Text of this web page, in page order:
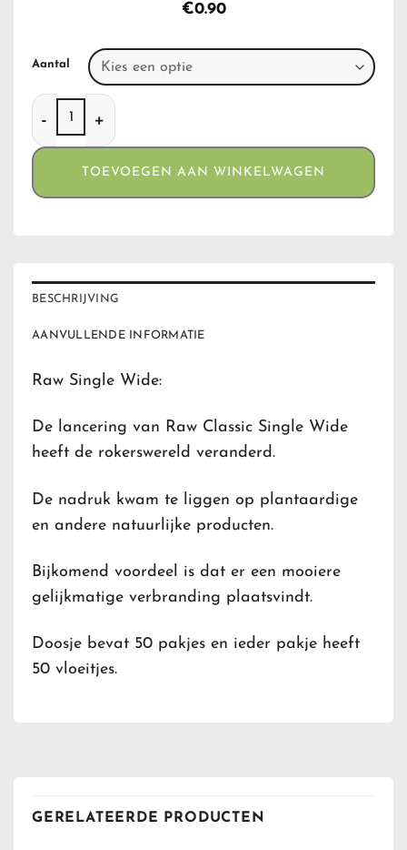
€0.90
Aantal
Raw Single Wide aantal
TOEVOEGEN AAN WINKELWAGEN
BESCHRIJVING
AANVULLENDE INFORMATIE
Raw Single Wide:
De lancering van Raw Classic Single Wide
heeft de rokerswereld veranderd.
De nadruk kwam te liggen op plantaardige
en andere natuurlijke producten.
Bijkomend voordeel is dat er een mooiere
gelijkmatige verbranding plaatsvindt.
Doosje bevat 50 pakjes en ieder pakje heeft
50 vloeitjes.
GERELATEERDE PRODUCTEN